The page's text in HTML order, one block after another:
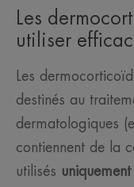
Les
utiliser
Les
destinés au
dermatologiques
contiennent de la
utilisés